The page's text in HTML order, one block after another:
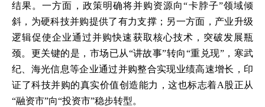
结果。一方面，政策明确将并购资源向“卡脖子”领域倾
斜，为硬科技并购提供了有力支撑；另一方面，产业升级
逻辑促使企业通过并购快速获取核心技术，突破发展瓶
颈。更关键的是，市场已从“讲故事”转向“重兑现”，寒武
纪、海光信息等企业通过并购整合实现业绩高速增长，印
证了科技并购的真实价值创造能力，这也标志着A股正从
“融资市”向“投资市”稳步转型。